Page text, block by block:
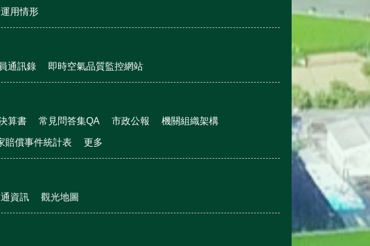
用情形
通訊錄 即時空氣品質監控網站
算書 常見問答集QA 市政公報 機關組織架構
賠償事件統計表 更多
資訊 觀光地圖